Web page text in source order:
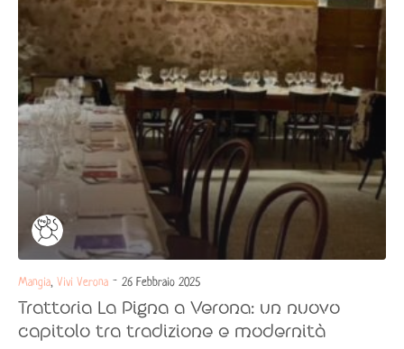
Mangia, Vivi Verona - 26 Febbraio 2025
Trattoria La Pigna a Verona: un nuovo
capitolo tra tradizione e modernità